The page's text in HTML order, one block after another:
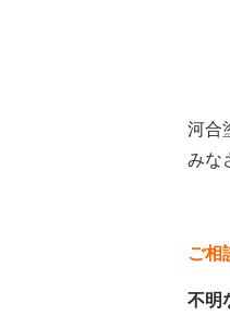
河合
みな
ご相
不明